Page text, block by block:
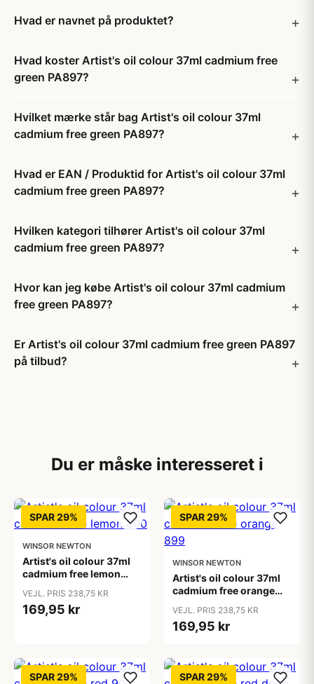
Hvad er navnet på produktet?
Hvad koster Artist's oil colour 37ml cadmium free
green PA897?
Hvilket mærke står bag Artist's oil colour 37ml
cadmium free green PA897?
Hvad er EAN / Produktid for Artist's oil colour 37ml
cadmium free green PA897?
Hvilken kategori tilhører Artist's oil colour 37ml
cadmium free green PA897?
Hvor kan jeg købe Artist's oil colour 37ml cadmium
free green PA897?
Er Artist's oil colour 37ml cadmium free green PA897
på tilbud?
Du er måske interesseret i
SPAR 29%
WINSOR NEWTON
Artist's oil colour 37ml
cadmium free lemon
VEJL. PRIS 238,75 KR
169,95 kr
SPAR 29%
WINSOR NEWTON
Artist's oil colour 37ml
cadmium free orange
VEJL. PRIS 238,75 KR
169,95 kr
SPAR 29% SPAR 29%